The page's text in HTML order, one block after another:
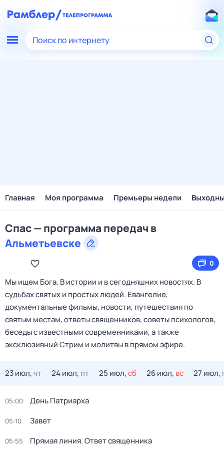
Поиск по интернету
Главная Моя программа Премьеры недели
Спас — программа передач в
Альметьевске
0
Мы ищем Бога. В истории и в сегодняшних новостях. В
судьбах святых и простых людей. Евангелие,
документальные фильмы, новости, путешествия по
святым местам, ответы священников, советы психологов,
беседы с известными современниками, а также
эксклюзивный Стрим и молитвы в прямом эфире.
23 июл,чт 24 июл, пт 25 июл,сб 26 июл, вс 27 июл,
05:00 День Патриарха
05:10 Зaвeт
05:55 Прямая линия. Ответ священника